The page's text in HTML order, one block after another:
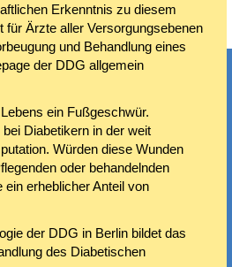
Erkenntnis zu diesem
für Ärzte aller Versorgungsebenen
und Behandlung eines
der DDG allgemein
ein Fußgeschwür.
Diabetikern in der weit
Würden diese Wunden
oder behandelnden
erheblicher Anteil von
der DDG in Berlin bildet das
des Diabetischen